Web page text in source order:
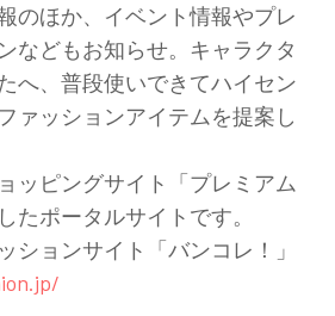
のほか、イベント情報やプレ
などもお知らせ。キャラクタ
へ、普段使いできてハイセン
ァッションアイテムを提案し
ッピングサイト「プレミアム
たポータルサイトです。
ションサイト「バンコレ！」